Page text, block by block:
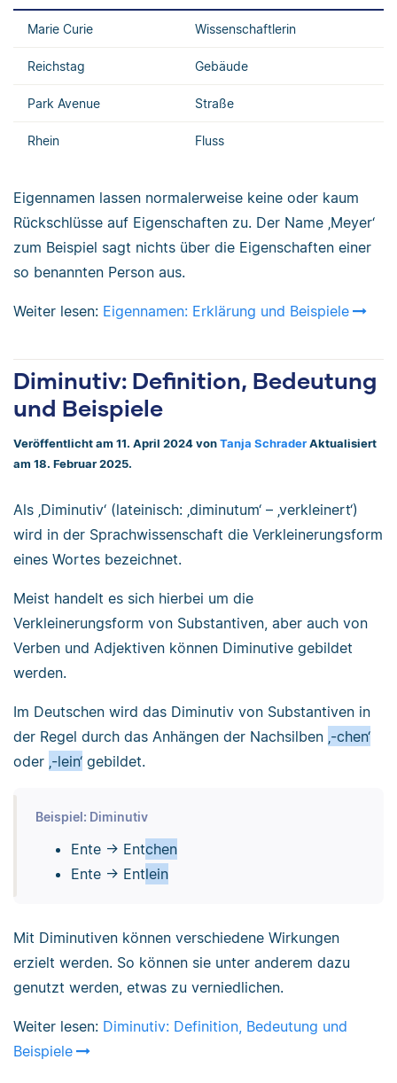
Marie Curie Wissenschaftlerin
Reichstag Gebäude
Park Avenue Straße
Rhein Fluss
Eigennamen lassen normalerweise keine oder kaum
Rückschlüsse auf Eigenschaften zu. Der Name ‚Meyer‘
zum Beispiel sagt nichts über die Eigenschaften einer
so benannten Person aus.
Weiter lesen: Eigennamen: Erklärung und Beispiele
Diminutiv: Definition, Bedeutung
und Beispiele
Veröffentlicht am 11. April 2024 von Tanja Schrader Aktualisiert
am 18. Februar 2025.
Als ‚Diminutiv‘ (lateinisch: ‚diminutum‘ – ‚verkleinert‘)
wird in der Sprachwissenschaft die Verkleinerungsform
eines Wortes bezeichnet.
Meist handelt es sich hierbei um die
Verkleinerungsform von Substantiven, aber auch von
Verben und Adjektiven können Diminutive gebildet
werden.
Im Deutschen wird das Diminutiv von Substantiven in
der Regel durch das Anhängen der Nachsilben ‚-chen‘
oder ‚-lein‘ gebildet.
Beispiel: Diminutiv
Ente → Entchen
Ente → Entlein
Mit Diminutiven können verschiedene Wirkungen
erzielt werden. So können sie unter anderem dazu
genutzt werden, etwas zu verniedlichen.
Weiter lesen: Diminutiv: Definition, Bedeutung und
Beispiele